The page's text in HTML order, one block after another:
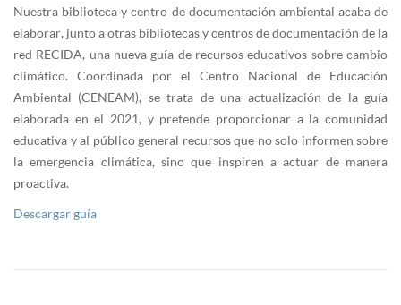
Nuestra biblioteca y centro de documentación ambiental acaba de
elaborar, junto a otras bibliotecas y centros de documentación de la
red RECIDA, una nueva guía de recursos educativos sobre cambio
climático. Coordinada por el Centro Nacional de Educación
Ambiental (CENEAM), se trata de una actualización de la guía
elaborada en el 2021, y pretende proporcionar a la comunidad
educativa y al público general recursos que no solo informen sobre
la emergencia climática, sino que inspiren a actuar de manera
proactiva.
Descargar guía